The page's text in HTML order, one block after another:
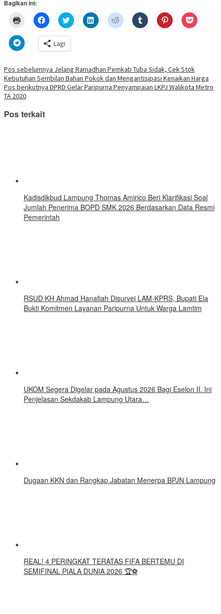
Bagikan ini:
untuk
di
jendela
yang
Klik
untuk
di
Facebook(Membuka
di
baru)
Klik
untuk
pada
di
baru)
Klik
untuk
baru)
Klik
untuk
baru)
Klik
untuk
baru)
Klik
untuk
baru)
Klik
untuk
baru)
Klik
untuk
berbagi
Telegram(Membuka
di
jendela
yang
baru)
Lagi
Navigasi
pos
Pos sebelumnya Jelang Ramadhan Pemkab Tuba Sidak, Cek Stok
Kebutuhan Sembilan Bahan Pokok dan Mengantisipasi Kenaikan Harga
Pos berikutnya DPRD Gelar Paripurna Penyampaian LKPJ Walikota Metro
TA 2020
Pos terkait
Kadisdikbud Lampung Thomas Amirico Beri Klarifikasi Soal
Jumlah Penerima BOPD SMK 2026 Berdasarkan Data Resmi
Pemerintah
RSUD KH Ahmad Hanafiah Disurvei LAM-KPRS, Bupati Ela
Bukti Komitmen Layanan Paripurna Untuk Warga Lamtim
UKOM Segera Digelar pada Agustus 2026 Bagi Eselon II. Ini
Penjelasan Sekdakab Lampung Utara…
Dugaan KKN dan Rangkap Jabatan Menerpa BPJN Lampung
REAL! 4 PERINGKAT TERATAS FIFA BERTEMU DI
SEMIFINAL PIALA DUNIA 2026 🏆⚽